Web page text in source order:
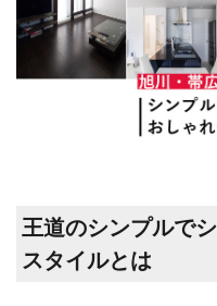
王道のシンプルで
スタイルとは